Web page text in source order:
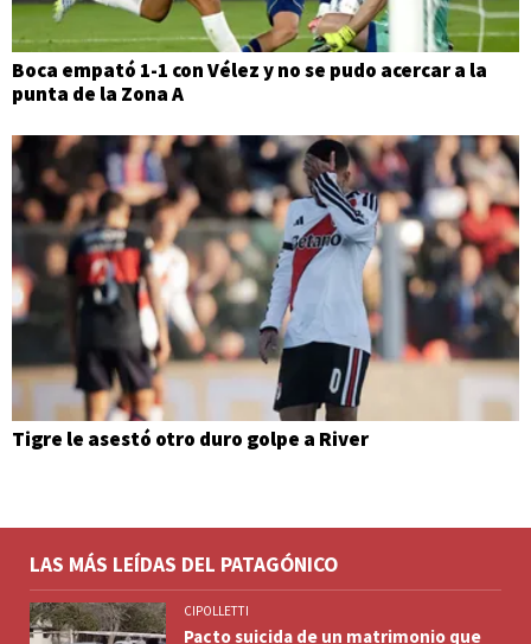
Boca empató 1-1 con Vélez y no se pudo acercar a la
punta de la Zona A
Tigre le asestó otro duro golpe a River
LAS MÁS LEÍDAS DEL PATAGÓNICO
CIPOLLETTI
Pacto suicida de un matrimonio que